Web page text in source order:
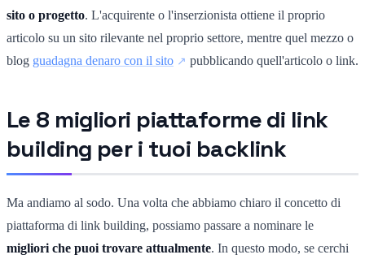
sito o progetto. L'acquirente o l'inserzionista ottiene il proprio
articolo su un sito rilevante nel proprio settore, mentre quel mezzo o
blog guadagna denaro con il sito pubblicando quell'articolo o link.
Le 8 migliori piattaforme di link
building per i tuoi backlink
Ma andiamo al sodo. Una volta che abbiamo chiaro il concetto di
piattaforma di link building, possiamo passare a nominare le
migliori che puoi trovare attualmente. In questo modo, se cerchi